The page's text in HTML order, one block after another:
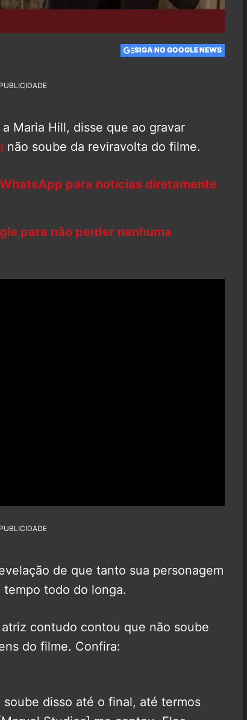
SIGA NO GOOGLE NEWS
PUBLICIDADE
Maria Hill, disse que ao gravar
não soube da reviravolta do filme.
para notícias diretamente
para não perder nenhuma
PUBLICIDADE
de que tanto sua personagem
todo do longa.
contudo contou que não soube
do filme. Confira:
soube disso até o final, até termos